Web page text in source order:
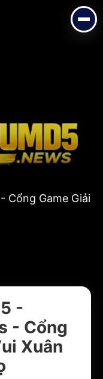
Giải Trí Vui Xuân Bính
to Wallet
Cổng Game Giải
-
- Cổng
Xuân